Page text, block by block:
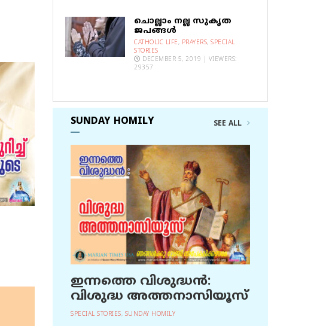
ചൊല്ലാം നല്ല സുകൃത
ജപങ്ങൾ
CATHOLIC LIFE, PRAYERS, SPECIAL
STORIES
DECEMBER 5, 2019 | VIEWERS:
29357
SUNDAY HOMILY SEE ALL
ഇന്നത്തെ വിശുദ്ധന്‍:
വിശുദ്ധ അത്തനാസിയൂസ്
SPECIAL STORIES, SUNDAY HOMILY